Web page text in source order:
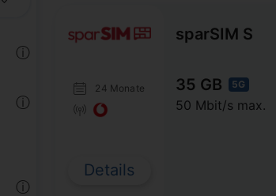
ⓘ
ⓘ
ⓘ
24 Monate
Details
sparSIM S
35 GB 5G
50 Mbit/s max.